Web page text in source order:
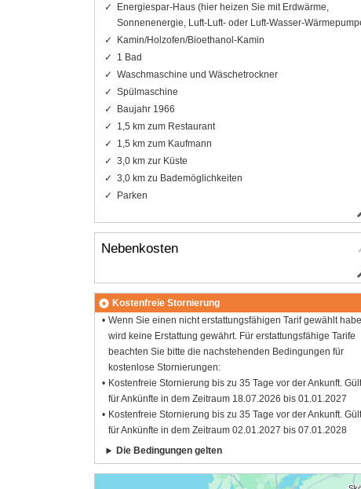
Energiespar-Haus (hier heizen Sie mit Erdwärme,
Sonnenenergie, Luft-Luft- oder Luft-Wasser-
Kamin/Holzofen/Bioethanol-Kamin
1 Bad
Waschmaschine und Wäschetrockner
Spülmaschine
Baujahr 1966
1,5 km zum Restaurant
1,5 km zum Kaufmann
3,0 km zur Küste
3,0 km zu Bademöglichkeiten
Parken
Nebenkosten
Kostenfreie Stornierung
Wenn Sie einen nicht erstattungsfähigen Tarif gewählt
wird keine Erstattung gewährt. Für erstattungsfähige Tarife
beachten Sie bitte die nachstehenden Bedingungen für
kostenlose Stornierungen:
Kostenfreie Stornierung bis zu 35 Tage vor der Ankunft.
für Ankünfte in dem Zeitraum 18.07.2026 bis 01.01.2027
Kostenfreie Stornierung bis zu 35 Tage vor der Ankunft.
für Ankünfte in dem Zeitraum 02.01.2027 bis 07.01.2028
Die Bedingungen gelten